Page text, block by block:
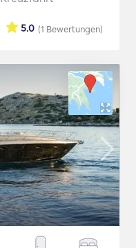
(1 Bewertungen)
5.0